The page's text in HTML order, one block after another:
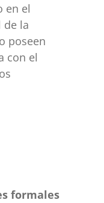
en el
de la
poseen
con el
formales